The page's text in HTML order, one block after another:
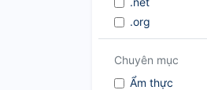
.org
.co
.me
.info
Chuyên mục
Ẩm thực